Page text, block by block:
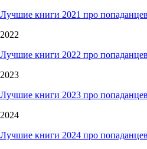
Лучшие книги 2021 про попаданцев
2022
Лучшие книги 2022 про попаданцев
2023
Лучшие книги 2023 про попаданцев
2024
Лучшие книги 2024 про попаданцев